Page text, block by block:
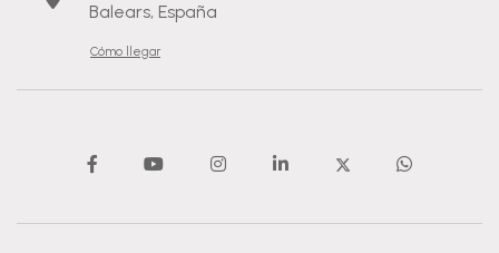
Balears, España
Cómo llegar